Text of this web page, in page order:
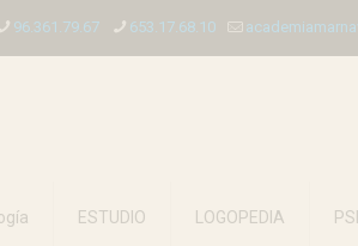
96.361.79.67 653.17.68.10
ESTUDIO LOGOPEDIA